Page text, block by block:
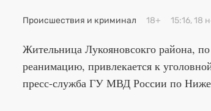
Происшествия и криминал 18+ 15:16, 18
Жительница Лукояновсокго района,
реанимацию, привлекается к
пресс-служба ГУ МВД России по